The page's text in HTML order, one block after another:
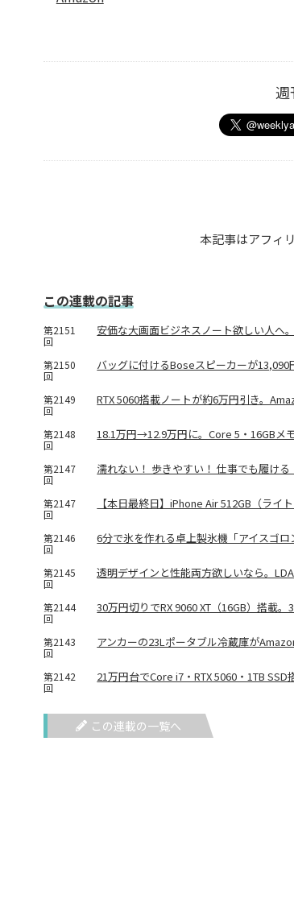
週
本記事はアフィ
この連載の記事
第2151
回
安価な大画面ビジネスノート欲しい人へ
第2150
回
バッグに付けるBoseスピーカーが
第2149
回
RTX 5060搭載ノートが約6万円引き。
第2148
回
18.1万円→12.9万円に。Core 5・16GBメ
第2147
回
濡れない！ 歩きやすい！ 仕事でも履け
第2147
回
【本日最終日】iPhone Air 512GB（ライ
第2146
回
6分で氷を作れる卓上製氷機「アイスゴ
第2145
回
透明デザインと性能両方欲しいなら。
第2144
回
30万円切りでRX 9060 XT（16GB）搭載
第2143
回
アンカーの23Lポータブル冷蔵庫が
第2142
回
21万円台でCore i7・RTX 5060・1TB
この連載の一覧へ